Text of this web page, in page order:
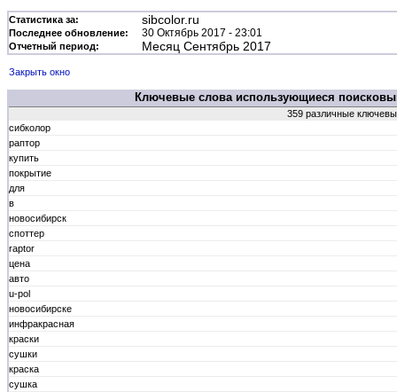
Статистика за: sibcolor.ru
Последнее обновление: 30 Октябрь 2017 - 23:01
Отчетный период: Месяц Сентябрь 2017
Закрыть окно
Ключевые слова использующиеся
359 различные
сибколор
раптор
купить
покрытие
для
в
новосибирск
споттер
raptor
цена
авто
u-pol
новосибирске
инфракрасная
краски
сушки
краска
сушка